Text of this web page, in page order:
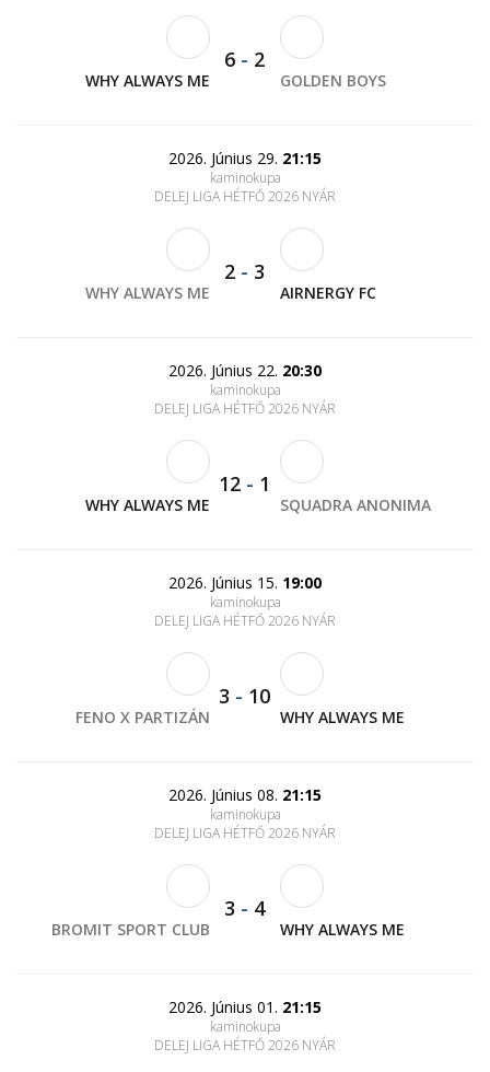
WHY ALWAYS ME
6 - 2
GOLDEN BOYS
2026. Június 29. 21:15
kaminokupa
DELEJ LIGA HÉTFŐ 2026 NYÁR
WHY ALWAYS ME
2 - 3
AIRNERGY FC
2026. Június 22. 20:30
kaminokupa
DELEJ LIGA HÉTFŐ 2026 NYÁR
WHY ALWAYS ME
12 - 1
SQUADRA ANONIMA
2026. Június 15. 19:00
kaminokupa
DELEJ LIGA HÉTFŐ 2026 NYÁR
FENO X PARTIZÁN
3 - 10
WHY ALWAYS ME
2026. Június 08. 21:15
kaminokupa
DELEJ LIGA HÉTFŐ 2026 NYÁR
BROMIT SPORT CLUB
3 - 4
WHY ALWAYS ME
2026. Június 01. 21:15
kaminokupa
DELEJ LIGA HÉTFŐ 2026 NYÁR